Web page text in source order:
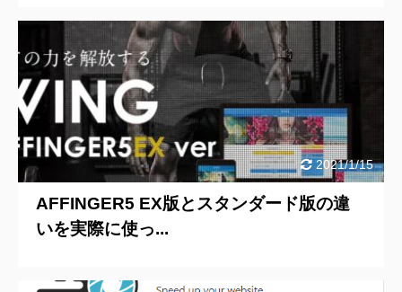
2021/1/15
AFFINGER5 EX版とスタンダード版の違
いを実際に使っ...